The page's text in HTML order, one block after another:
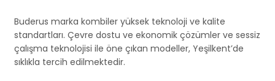
Buderus marka kombiler yüksek teknoloji ve kalite
standartları. Çevre dostu ve ekonomik çözümler ve sessiz
çalışma teknolojisi ile öne çıkan modeller, Yeşilkent’de
sıklıkla tercih edilmektedir.